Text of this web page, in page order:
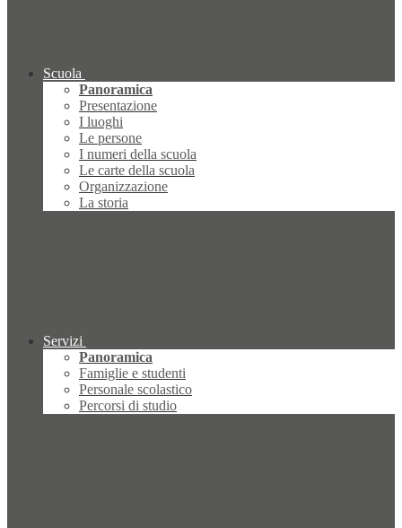
Scuola
Panoramica
Presentazione
I luoghi
Le persone
I numeri della scuola
Le carte della scuola
Organizzazione
La storia
Servizi
Panoramica
Famiglie e studenti
Personale scolastico
Percorsi di studio